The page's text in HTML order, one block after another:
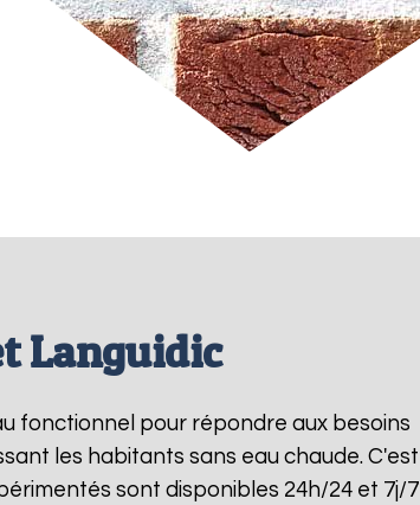
Languidic
fonctionnel pour répondre aux besoins
les habitants sans eau chaude. C'est
sont disponibles 24h/24 et 7j/7